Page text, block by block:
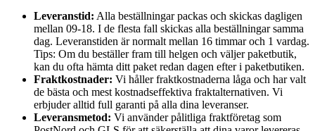
Leveranstid: Alla beställningar packas och skickas dagligen
mellan 09-18. I de flesta fall skickas alla beställningar samma
dag. Leveranstiden är normalt mellan 16 timmar och 1 vardag.
Tips: Om du beställer fram till helgen och väljer paketbutik,
kan du ofta hämta ditt paket redan dagen efter i paketbutiken.
Fraktkostnader: Vi håller fraktkostnaderna låga och har valt
de bästa och mest kostnadseffektiva fraktalternativen. Vi
erbjuder alltid full garanti på alla dina leveranser.
Leveransmetod: Vi använder pålitliga fraktföretag som